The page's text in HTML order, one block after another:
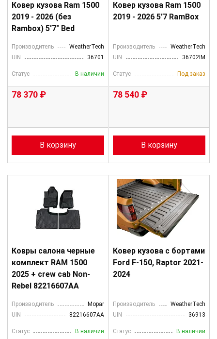
Ковер кузова Ram 1500
2019 - 2026 (без
Rambox) 5'7" Bed
Производитель
WeatherTech
UIN
36701
Статус В наличии
78 370 ₽
В корзину
Ковер кузова Ram 1500
2019 - 2026 5'7 RamBox
Производитель
WeatherTech
UIN
36702IM
Статус Под заказ
78 540 ₽
В корзину
Ковры салона черные
комплект RAM 1500
2025 + crew cab Non-
Rebel 82216607AA
Производитель
Mopar
UIN
82216607AA
Статус В наличии
Ковер кузова с бортами
Ford F-150, Raptor 2021-
2024
Производитель
WeatherTech
UIN
36913
Статус В наличии